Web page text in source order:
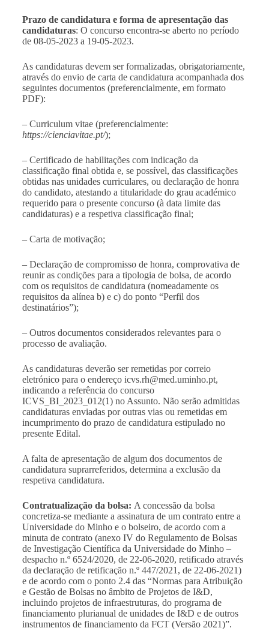
Prazo de candidatura e forma de apresentação das
candidaturas: O concurso encontra-se aberto no período
de 08-05-2023 a 19-05-2023.
As candidaturas devem ser formalizadas, obrigatoriamente,
através do envio de carta de candidatura acompanhada dos
seguintes documentos (preferencialmente, em formato
PDF):
– Curriculum vitae (preferencialmente:
https://cienciavitae.pt/);
– Certificado de habilitações com indicação da
classificação final obtida e, se possível, das classificações
obtidas nas unidades curriculares, ou declaração de honra
do candidato, atestando a titularidade do grau académico
requerido para o presente concurso (à data limite das
candidaturas) e a respetiva classificação final;
– Carta de motivação;
– Declaração de compromisso de honra, comprovativa de
reunir as condições para a tipologia de bolsa, de acordo
com os requisitos de candidatura (nomeadamente os
requisitos da alínea b) e c) do ponto “Perfil dos
destinatários”);
– Outros documentos considerados relevantes para o
processo de avaliação.
As candidaturas deverão ser remetidas por correio
eletrónico para o endereço icvs.rh@med.uminho.pt,
indicando a referência do concurso
ICVS_BI_2023_012(1) no Assunto. Não serão admitidas
candidaturas enviadas por outras vias ou remetidas em
incumprimento do prazo de candidatura estipulado no
presente Edital.
A falta de apresentação de algum dos documentos de
candidatura suprarreferidos, determina a exclusão da
respetiva candidatura.
Contratualização da bolsa: A concessão da bolsa
concretiza-se mediante a assinatura de um contrato entre a
Universidade do Minho e o bolseiro, de acordo com a
minuta de contrato (anexo IV do Regulamento de Bolsas
de Investigação Científica da Universidade do Minho –
despacho n.º 6524/2020, de 22-06-2020, retificado através
da declaração de retificação n.º 447/2021, de 22-06-2021)
e de acordo com o ponto 2.4 das “Normas para Atribuição
e Gestão de Bolsas no âmbito de Projetos de I&D,
incluindo projetos de infraestruturas, do programa de
financiamento plurianual de unidades de I&D e de outros
instrumentos de financiamento da FCT (Versão 2021)”.